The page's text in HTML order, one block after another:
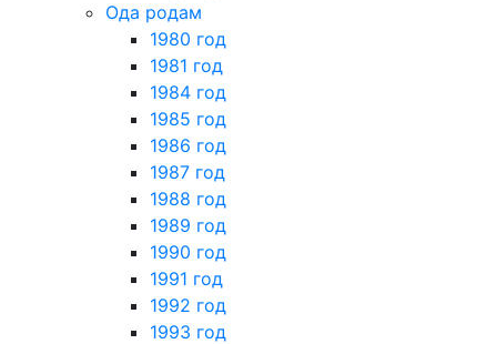
Ода родам
1980 год
1981 год
1984 год
1985 год
1986 год
1987 год
1988 год
1989 год
1990 год
1991 год
1992 год
1993 год